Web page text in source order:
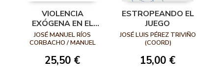
VIOLENCIA
EXÓGENA EN EL
DEPORTE
JOSÉ MANUEL RÍOS
CORBACHO / MANUEL
/ MARÍA JOSÉ BENÍTEZ
JIMÉNEZ / ÁLVARO
25,50 €
ESTROPEANDO EL
JUEGO
JOSÉ LUIS PÉREZ TRIVIÑO
(COORD)
15,00 €